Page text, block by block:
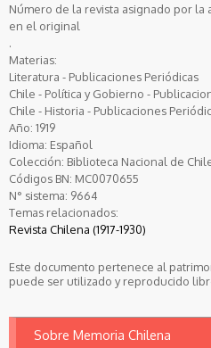
Número de la revista asignado por la
en el original
.
Materias:
Literatura - Publicaciones Periódicas
Chile - Política y Gobierno -
Chile - Historia - Publicaciones
Año: 1919
Idioma: Español
Colección: Biblioteca Nacional de
Códigos BN: MC0070655
N° sistema: 9664
Temas relacionados:
Revista Chilena (1917-1930)
Este documento pertenece al
puede ser utilizado y reproducido
Sobre Memoria Chilena